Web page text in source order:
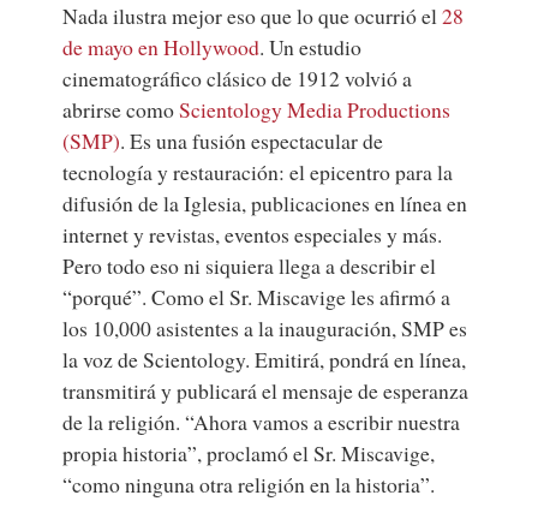
Nada ilustra mejor eso que lo que ocurrió el28
de mayo en Hollywood. Un estudio
cinematográfico clásico de 1912 volvió a
abrirse comoScientology Media Productions
(SMP). Es una fusión espectacular de
tecnología y restauración: el epicentro para la
difusión de la Iglesia, publicaciones en línea en
internet y revistas, eventos especiales y más.
Pero todo eso ni siquiera llega a describir el
“porqué”. Como el Sr. Miscavige les afirmó a
los 10,000 asistentes a la inauguración, SMP es
la voz de Scientology. Emitirá, pondrá en línea,
transmitirá y publicará el mensaje de esperanza
de la religión. “Ahora vamos a escribir nuestra
propia historia”, proclamó el Sr. Miscavige,
“como ninguna otra religión en la historia”.